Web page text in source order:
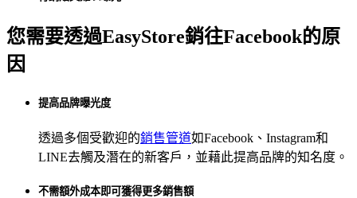
您需要透過EasyStore銷往Facebook的原
因
提高品牌曝光度
透過多個受歡迎的銷售管道如Facebook、Instagram和
LINE去觸及潛在的新客戶，並藉此提高品牌的知名度。
不需額外成本即可獲得更多銷售額